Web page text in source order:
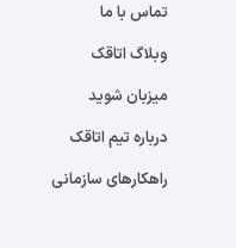
تماس با ما
وبلاگ اتاقک
میزبان شوید
درباره تیم اتاقک
راهکارهای سازمانی